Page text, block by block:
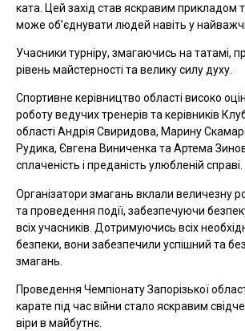
ката. Цей захід став яскравим прикладом
може об’єднувати людей навіть у
Учасники турніру, змагаючись на татамі,
рівень майстерності та велику силу духу.
Спортивне керівництво області високо
роботу ведучих тренерів та керівників
області Андрія Свиридова, Марину
Рудика, Євгена Виниченка та Артема
сплаченість і преданість улюбленій справі.
Організатори змагань вклали величезну
та проведення події, забезпечуючи
всіх учасників. Дотримуючись всіх
безпеки, вони забезпечили успішний та
змагань.
Проведення Чемпіонату Запорізької
карате під час війни стало яскравим
віри в майбутнє.